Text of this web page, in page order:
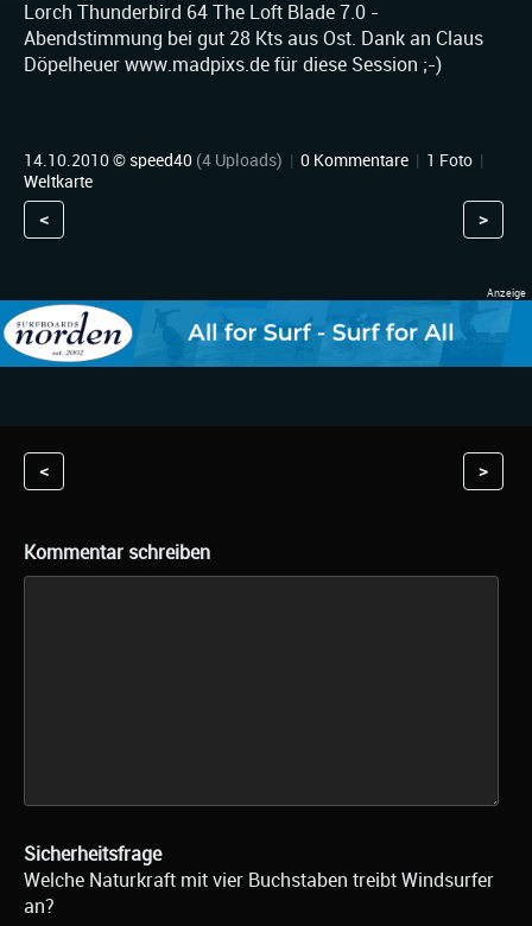
Lorch Thunderbird 64 The Loft Blade 7.0 -
Abendstimmung bei gut 28 Kts aus Ost. Dank an Claus
Döpelheuer www.madpixs.de für diese Session ;-)
14.10.2010 © speed40 (4 Uploads) | 0 Kommentare | 1 Foto |
Weltkarte
< >
< >
Kommentar schreiben
Sicherheitsfrage
Welche Naturkraft mit vier Buchstaben treibt Windsurfer
an?